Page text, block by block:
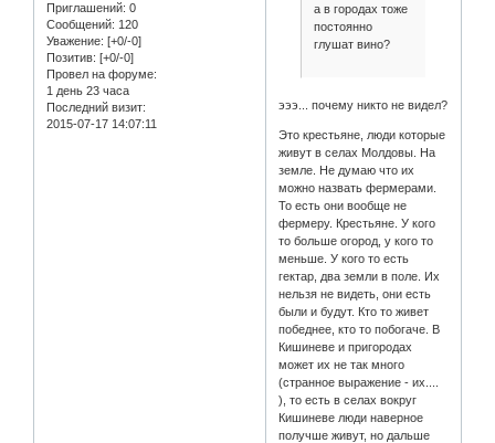
Приглашений: 0
Сообщений: 120
Уважение: [+0/-0]
Позитив: [+0/-0]
Провел на форуме:
1 день 23 часа
Последний визит:
2015-07-17 14:07:11
а в городах тоже
постоянно
глушат вино?
эээ... почему никто не видел?
Это крестьяне, люди которые
живут в селах Молдовы. На
земле. Не думаю что их
можно назвать фермерами.
То есть они вообще не
фермеру. Крестьяне. У кого
то больше огород, у кого то
меньше. У кого то есть
гектар, два земли в поле. Их
нельзя не видеть, они есть
были и будут. Кто то живет
победнее, кто то побогаче. В
Кишиневе и пригородах
может их не так много
(странное выражение - их....
), то есть в селах вокруг
Кишиневе люди наверное
получше живут, но дальше